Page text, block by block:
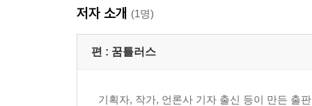
100. 이수복_ 봄비
102. 이병기_ 수선화(水仙花)
105. 정훈_ 동백(冬柏)
저자 소개 (1명)
편 : 꿈틀러스
기획자, 작가, 언론사 기자 출신 등이 만든 출판